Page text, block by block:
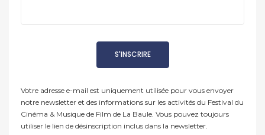
Votre adresse e-mail est uniquement utilisée pour vous envoyer
notre newsletter et des informations sur les activités du Festival du
Cinéma & Musique de Film de La Baule. Vous pouvez toujours
utiliser le lien de désinscription inclus dans la newsletter.